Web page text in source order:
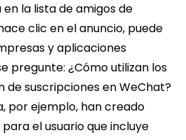
la lista de amigos de
clic en el anuncio, puede
y aplicaciones
pregunte: ¿Cómo utilizan los
de suscripciones en WeChat?
por ejemplo, han creado
el usuario que incluye